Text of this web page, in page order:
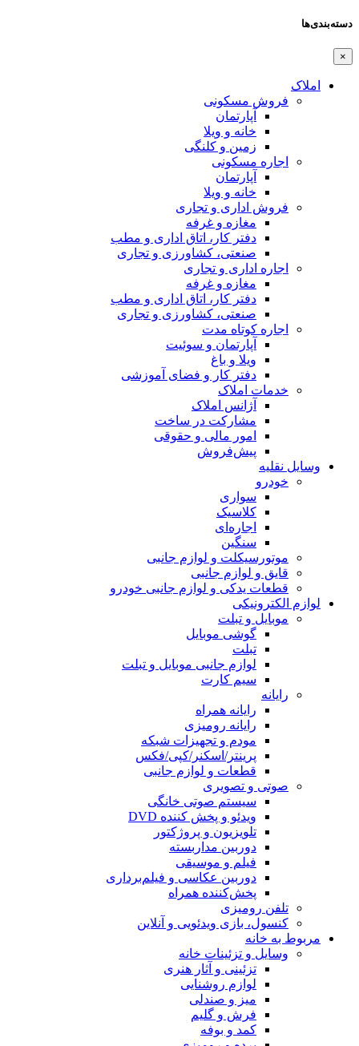
دسته‌بندی‌ها
×
املاک
فروش مسکونی
آپارتمان
خانه و ویلا
زمین و کلنگی
اجاره مسکونی
آپارتمان
خانه و ویلا
فروش اداری و تجاری
مغازه و غرفه
دفتر کار، اتاق اداری و مطب
صنعتی،‌ کشاورزی و تجاری
اجاره اداری و تجاری
مغازه و غرفه
دفتر کار، اتاق اداری و مطب
صنعتی،‌ کشاورزی و تجاری
اجاره کوتاه مدت
آپارتمان و سوئیت
ویلا و باغ
دفتر کار و فضای آموزشی
خدمات املاک
آژانس املاک
مشارکت در ساخت
امور مالی و حقوقی
پیش‌فروش
وسایل نقلیه
خودرو
سواری
کلاسیک
اجاره‌ای
سنگین
موتورسیکلت و لوازم جانبی
قایق و لوازم جانبی
قطعات یدکی و لوازم جانبی خودرو
لوازم الکترونیکی
موبایل و تبلت
گوشی موبایل
تبلت
لوازم جانبی موبایل و تبلت
سیم کارت
رایانه
رایانه همراه
رایانه رومیزی
مودم و تجهیزات شبکه
پرینتر/اسکنر/کپی/فکس
قطعات و لوازم جانبی
صوتی و تصویری
سیستم صوتی خانگی
ویدئو و پخش کننده DVD
تلویزیون و پروژکتور
دوربین مداربسته
فیلم و موسیقی
دوربین عکاسی و فیلم‌برداری
پخش‌کننده همراه
تلفن رومیزی
کنسول، بازی‌ ویدئویی و آنلاین
مربوط به خانه
وسایل و تزئینات خانه
تزئینی و آثار هنری
لوازم روشنایی
میز و صندلی
فرش و گلیم
کمد و بوفه